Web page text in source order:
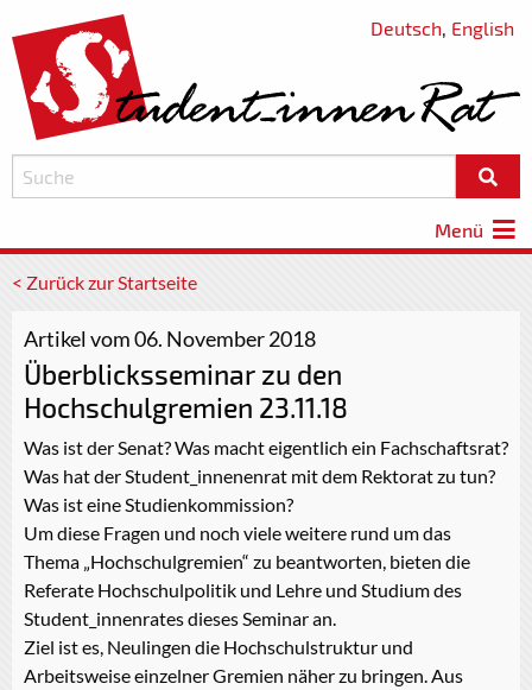
Deutsch, English
Menü
< Zurück zur Startseite
Artikel vom 06. November 2018
Überblicksseminar zu den
Hochschulgremien 23.11.18
Was ist der Senat? Was macht eigentlich ein Fachschaftsrat?
Was hat der Student_innenenrat mit dem Rektorat zu tun?
Was ist eine Studienkommission?
Um diese Fragen und noch viele weitere rund um das
Thema „Hochschulgremien“ zu beantworten, bieten die
Referate Hochschulpolitik und Lehre und Studium des
Student_innenrates dieses Seminar an.
Ziel ist es, Neulingen die Hochschulstruktur und
Arbeitsweise einzelner Gremien näher zu bringen. Aus